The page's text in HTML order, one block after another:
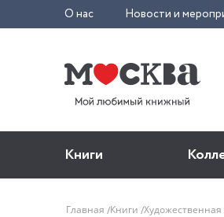
О нас Новости и
Книги
Главная Книги Художественная